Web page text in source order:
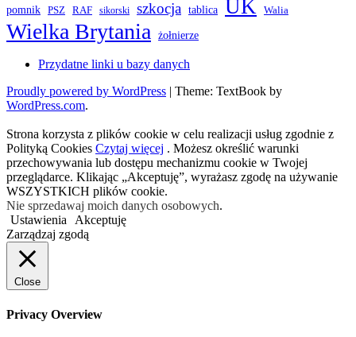
pomnik PSZ RAF sikorski szkocja tablica UK Walia
Wielka Brytania żołnierze
Przydatne linki u bazy danych
Proudly powered by WordPress | Theme: TextBook by
WordPress.com.
Strona korzysta z plików cookie w celu realizacji usług zgodnie z
Polityką Cookies Czytaj więcej . Możesz określić warunki
przechowywania lub dostępu mechanizmu cookie w Twojej
przeglądarce. Klikając „Akceptuję”, wyrażasz zgodę na używanie
WSZYSTKICH plików cookie.
Nie sprzedawaj moich danych osobowych.
Ustawienia
Akceptuję
Zarządzaj zgodą
Close
Privacy Overview